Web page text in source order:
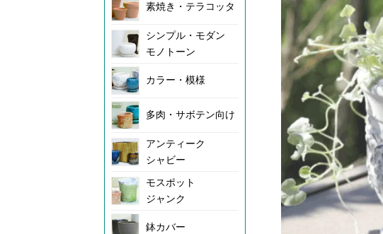
素焼き・テラコッタ
シンプル・モダン
モノトーン
カラー・模様
多肉・サボテン向け
アンティーク
シャビー
モスポット
ジャンク
鉢カバー